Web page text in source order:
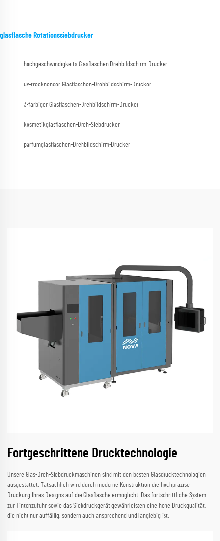
glasflasche Rotationssiebdrucker
hochgeschwindigkeits Glasflaschen Drehbildschirm-Drucker
uv-trocknender Glasflaschen-Drehbildschirm-Drucker
3-farbiger Glasflaschen-Drehbildschirm-Drucker
kosmetikglasflaschen-Dreh-Siebdrucker
parfumglasflaschen-Drehbildschirm-Drucker
Fortgeschrittene Drucktechnologie
Unsere Glas-Dreh-Siebdruckmaschinen sind mit den besten Glasdrucktechnologien
ausgestattet. Tatsächlich wird durch moderne Konstruktion die hochpräzise
Druckung Ihres Designs auf die Glasflasche ermöglicht. Das fortschrittliche System
zur Tintenzufuhr sowie das Siebdruckgerät gewährleisten eine hohe Druckqualität,
die nicht nur auffällig, sondern auch ansprechend und langlebig ist.